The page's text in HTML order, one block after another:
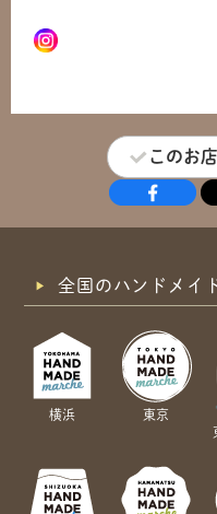
このお
全国のハンドメイ
横浜
東京